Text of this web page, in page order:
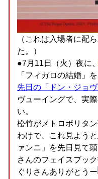
（これは入場者に配
た。）
●7月11日（火）夜に、
「フィガロの結婚」
先日の「ドン・ジョヴ
ヴューイングで、実
い。
松竹がメトロポリタ
わけで、これ見よう
ァンニ」を先日見て
さんのフェイスブッ
ぐりさんありがとうー